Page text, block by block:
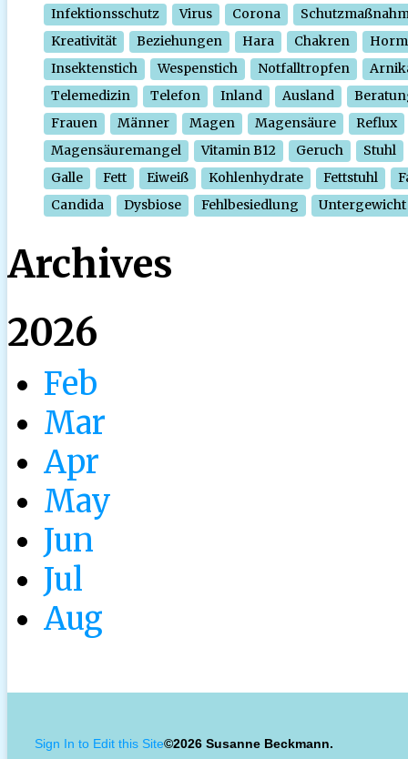
Infektionsschutz
Virus Corona
Kreativität
Beziehungen Hara Chakren
Insektenstich
Wespenstich Notfalltropfen
Telemedizin
Telefon Inland Ausland
Frauen
Männer Magen Magensäure
Reflux
Magensäuremangel
Vitamin B12 Geruch
Stuhl
Galle
Fett Eiweiß Kohlenhydrate Fettstuhl
Candida
Dysbiose Fehlbesiedlung Untergewicht
Archives
2026
Feb
Mar
Apr
May
Jun
Jul
Aug
Sign In to Edit this Site©2026 Susanne Beckmann.